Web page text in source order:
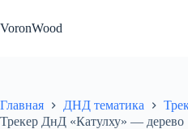
к
сути
VoronWood
Главная ДНД тематика
Трекер ДнД «Катулху» — дерево